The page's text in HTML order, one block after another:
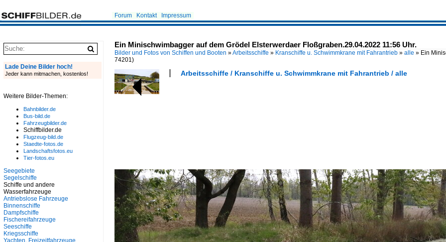
Forum Kontakt Impressum
Ein Minischwimbagger auf dem Grödel Elsterwerdaer Floßgraben.29.04.2022 11:56 Uhr.
Bilder und Fotos von Schiffen und Booten »Arbeitsschiffe » Kranschiffe u. Schwimmkrane mit Fahrantrieb » alle » Ein
74201)
Arbeitsschiffe / Kranschiffe u. Schwimmkrane mit Fahrantrieb / alle
Lade Deine Bilder hoch!
Jeder kann mitmachen, kostenlos!
Weitere Bilder-Themen:
Bahnbilder.de
Bus-bild.de
Fahrzeugbilder.de
Schiffbilder.de
Flugzeug-bild.de
Staedte-fotos.de
Landschaftsfotos.eu
Tier-fotos.eu
Seegebiete
Segelschiffe
Schiffe und andere
Wasserfahrzeuge
Antriebslose Fahrzeuge
Binnenschiffe
Dampfschiffe
Fischereifahrzeuge
Seeschiffe
Kriegsschiffe
Yachten, Freizeitfahrzeuge